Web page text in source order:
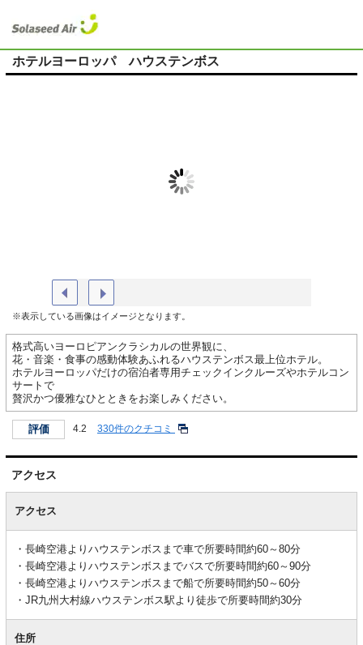
ホテルヨーロッパ ハウステンボス
※表示している画像はイメージとなります。
格式高いヨーロピアンクラシカルの世界観に、
花・音楽・食事の感動体験あふれるハウステンボス最上位ホテル。
ホテルヨーロッパだけの宿泊者専用チェックインクルーズやホテルコン
サートで
贅沢かつ優雅なひとときをお楽しみください。
評価 4.2 330件のクチコミ
アクセス
アクセス
長崎空港よりハウステンボスまで車で所要時間約60～80分
長崎空港よりハウステンボスまでバスで所要時間約60～90分
長崎空港よりハウステンボスまで船で所要時間約50～60分
JR九州大村線ハウステンボス駅より徒歩で所要時間約30分
住所